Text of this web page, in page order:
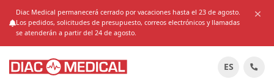
Diac Medical permanecerá cerrado por vacaciones hasta el 23 de agosto.
Los pedidos, solicitudes de presupuesto, correos electrónicos y llamadas
se atenderán a partir del 24 de agosto.
ES